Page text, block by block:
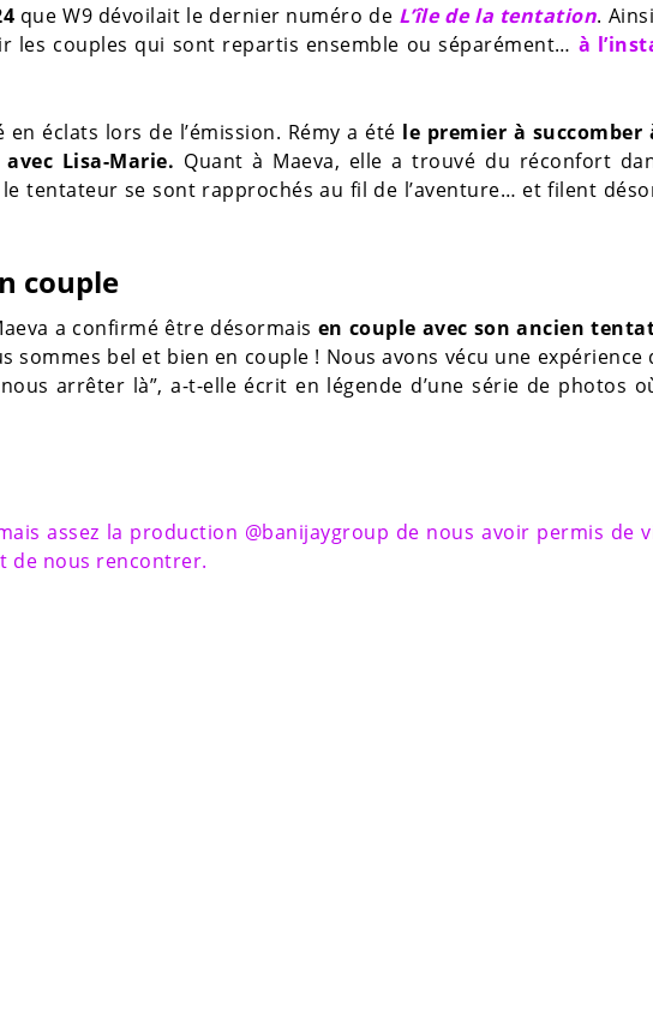
que W9 dévoilait le dernier numéro de L’île de la tentation.
les couples qui sont repartis ensemble ou séparément… à
éclats lors de l’émission. Rémy a été le premier à
Lisa-Marie. Quant à Maeva, elle a trouvé du réconfort
le tentateur se sont rapprochés au fil de l’aventure… et filent
couple
a confirmé être désormais en couple avec son ancien
sommes bel et bien en couple ! Nous avons vécu une expérience
arrêter là”, a-t-elle écrit en légende d’une série de photos
assez la production @banijaygroup de nous avoir permis de
de nous rencontrer.